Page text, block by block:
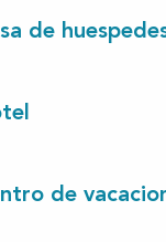
de
de